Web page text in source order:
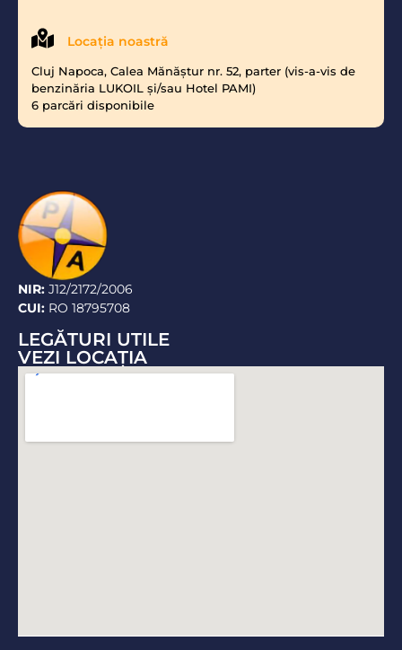
Locaţia noastră
Cluj Napoca, Calea Mănăştur nr. 52, parter (vis-a-vis de
benzinăria LUKOIL şi/sau Hotel PAMI)
6 parcări disponibile
NIR: J12/2172/2006
CUI: RO 18795708
LEGĂTURI UTILE
VEZI LOCAŢIA